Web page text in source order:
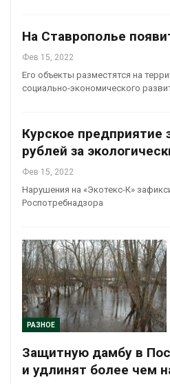
На Ставрополье
Фев 15, 2022
Его объекты разместятся на
социально-экономического
Курское предприятие
рублей за
Фев 15, 2022
Нарушения на «Экотекс-К»
Роспотребнадзора
РАЗНОЕ
Защитную дамбу в
и удлинят более чем